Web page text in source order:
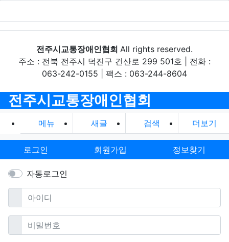
전주시교통장애인협회 All rights reserved.
주소 : 전북 전주시 덕진구 건산로 299 501호 | 전화 :
063-242-0155 | 팩스 : 063-244-8604
전주시교통장애인협회
메뉴 새글 검색 더보기
로그인 회원가입 정보찾기
자동로그인
아이디필수
비밀번호필수